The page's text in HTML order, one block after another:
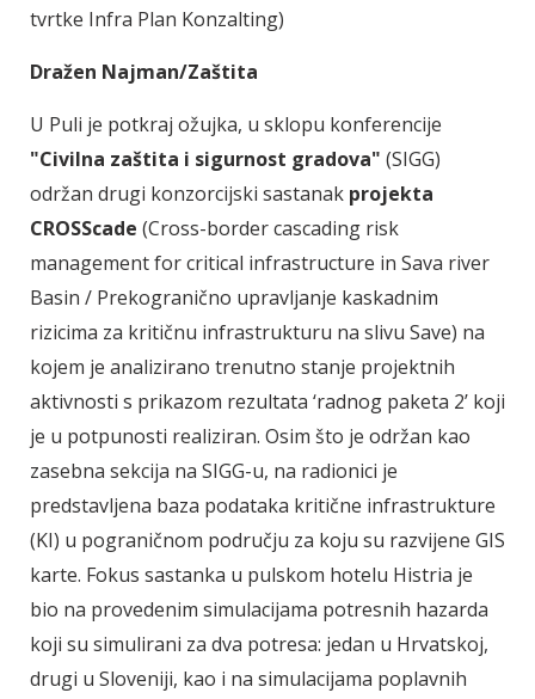
tvrtke Infra Plan Konzalting)
Dražen Najman/Zaštita
U Puli je potkraj ožujka, u sklopu konferencije
"Civilna zaštita i sigurnost gradova" (SIGG)
održan drugi konzorcijski sastanak projekta
CROSScade (Cross-border cascading risk
management for critical infrastructure in Sava river
Basin / Prekogranično upravljanje kaskadnim
rizicima za kritičnu infrastrukturu na slivu Save) na
kojem je analizirano trenutno stanje projektnih
aktivnosti s prikazom rezultata ‘radnog paketa 2’ koji
je u potpunosti realiziran. Osim što je održan kao
zasebna sekcija na SIGG-u, na radionici je
predstavljena baza podataka kritične infrastrukture
(KI) u pograničnom području za koju su razvijene GIS
karte. Fokus sastanka u pulskom hotelu Histria je
bio na provedenim simulacijama potresnih hazarda
koji su simulirani za dva potresa: jedan u Hrvatskoj,
drugi u Sloveniji, kao i na simulacijama poplavnih